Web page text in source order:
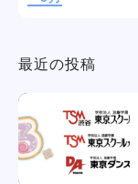
最近の投稿